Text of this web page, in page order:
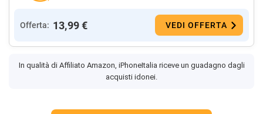
Offerta: 13,99 € VEDI OFFERTA
In qualità di Affiliato Amazon, iPhoneItalia riceve un guadagno dagli
acquisti idonei.